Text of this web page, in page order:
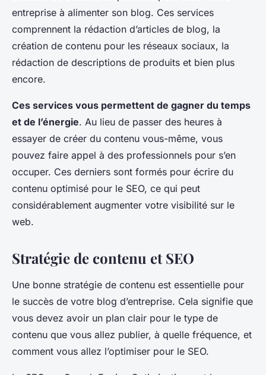
entreprise à alimenter son blog. Ces services
comprennent la rédaction d’articles de blog, la
création de contenu pour les réseaux sociaux, la
rédaction de descriptions de produits et bien plus
encore.
Ces services vous permettent de gagner du temps
et de l’énergie. Au lieu de passer des heures à
essayer de créer du contenu vous-même, vous
pouvez faire appel à des professionnels pour s’en
occuper. Ces derniers sont formés pour écrire du
contenu optimisé pour le SEO, ce qui peut
considérablement augmenter votre visibilité sur le
web.
Stratégie de contenu et SEO
Une bonne stratégie de contenu est essentielle pour
le succès de votre blog d’entreprise. Cela signifie que
vous devez avoir un plan clair pour le type de
contenu que vous allez publier, à quelle fréquence, et
comment vous allez l’optimiser pour le SEO.